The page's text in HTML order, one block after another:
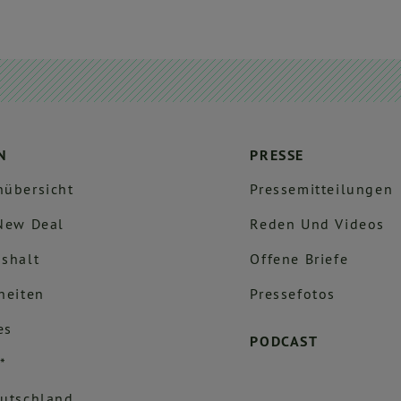
Deal
PRESSE
Pressemitteilungen
Reden Und Videos
Offene Briefe
Pressefotos
PODCAST